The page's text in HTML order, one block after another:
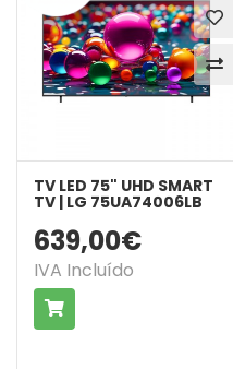
TV LED 75" UHD SMART
TV | LG 75UA74006LB
639,00€
IVA Incluído
COMPRAR